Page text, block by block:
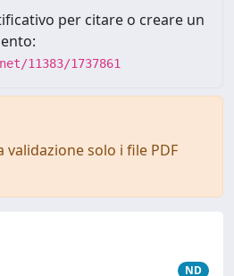
per citare o creare un
11383/1737861
validazione solo i file PDF
ND